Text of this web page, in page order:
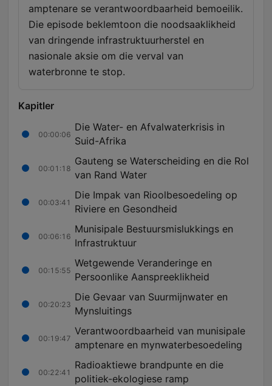
amptenare se verantwoordbaarheid bemoeilik.
Die episode beklemtoon die noodsaaklikheid
van dringende infrastruktuurherstel en
nasionale aksie om die verval van
waterbronne te stop.
Kapitler
00:00:06
Die Water- en Afvalwaterkrisis in
Suid-Afrika
00:01:18
Gauteng se Waterscheiding en die Rol
van Rand Water
00:03:41
Die Impak van Rioolbesoedeling op
Riviere en Gesondheid
00:06:16
Munisipale Bestuursmislukkings en
Infrastruktuur
00:15:55
Wetgewende Veranderinge en
Persoonlike Aanspreeklikheid
00:20:23
Die Gevaar van Suurmijnwater en
Mynsluitings
00:19:47
Verantwoordbaarheid van munisipale
amptenare en mynwaterbesoedeling
00:22:41
Radioaktiewe brandpunte en die
politiek-ekologiese ramp